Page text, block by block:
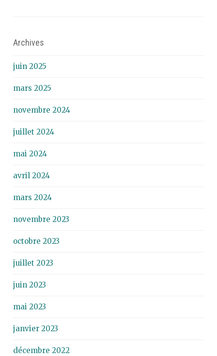
Archives
juin 2025
mars 2025
novembre 2024
juillet 2024
mai 2024
avril 2024
mars 2024
novembre 2023
octobre 2023
juillet 2023
juin 2023
mai 2023
janvier 2023
décembre 2022